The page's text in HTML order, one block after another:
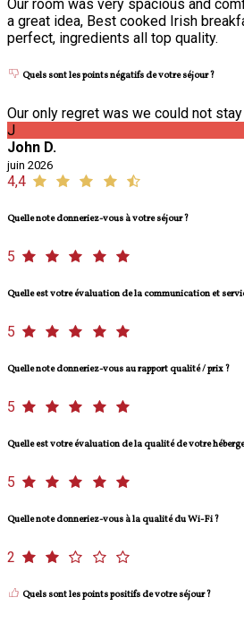
Our room was very spacious and
a great idea, Best cooked Irish
perfect, ingredients all top quality.
Quels sont les points négatifs de votre séjour ?
Our only regret was we could not stay
J
John D.
juin 2026
4,4
Quelle note donneriez-vous à votre séjour ?
5
Quelle est votre évaluation de la communication et
5
Quelle note donneriez-vous au rapport qualité / prix ?
5
Quelle est votre évaluation de la qualité de votre
5
Quelle note donneriez-vous à la qualité du Wi-Fi ?
2
Quels sont les points positifs de votre séjour ?